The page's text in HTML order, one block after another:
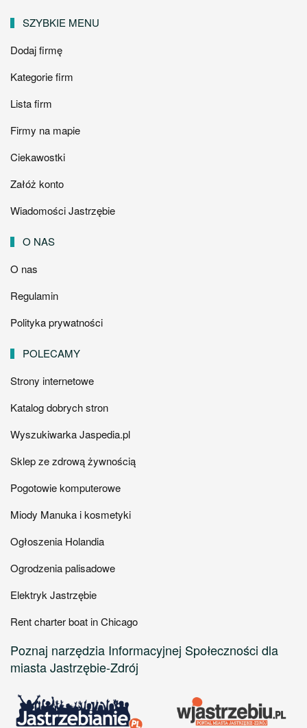
SZYBKIE MENU
Dodaj firmę
Kategorie firm
Lista firm
Firmy na mapie
Ciekawostki
Załóż konto
Wiadomości Jastrzębie
O NAS
O nas
Regulamin
Polityka prywatności
POLECAMY
Strony internetowe
Katalog dobrych stron
Wyszukiwarka Jaspedia.pl
Sklep ze zdrową żywnością
Pogotowie komputerowe
Miody Manuka i kosmetyki
Ogłoszenia Holandia
Ogrodzenia palisadowe
Elektryk Jastrzębie
Rent charter boat in Chicago
Poznaj narzędzia Informacyjnej Społeczności dla
miasta Jastrzębie-Zdrój